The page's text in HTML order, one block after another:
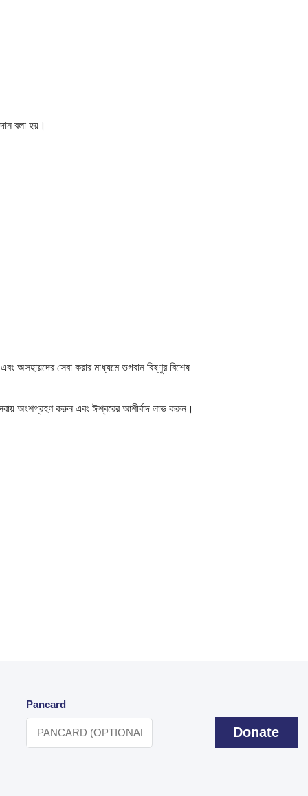
বলা হয়।
অসহায়দের সেবা করার মাধ্যমে ভগবান বিষ্ণুর বিশেষ
অংশগ্রহণ করুন এবং ঈশ্বরের আশীর্বাদ লাভ করুন।
Pancard
Donate